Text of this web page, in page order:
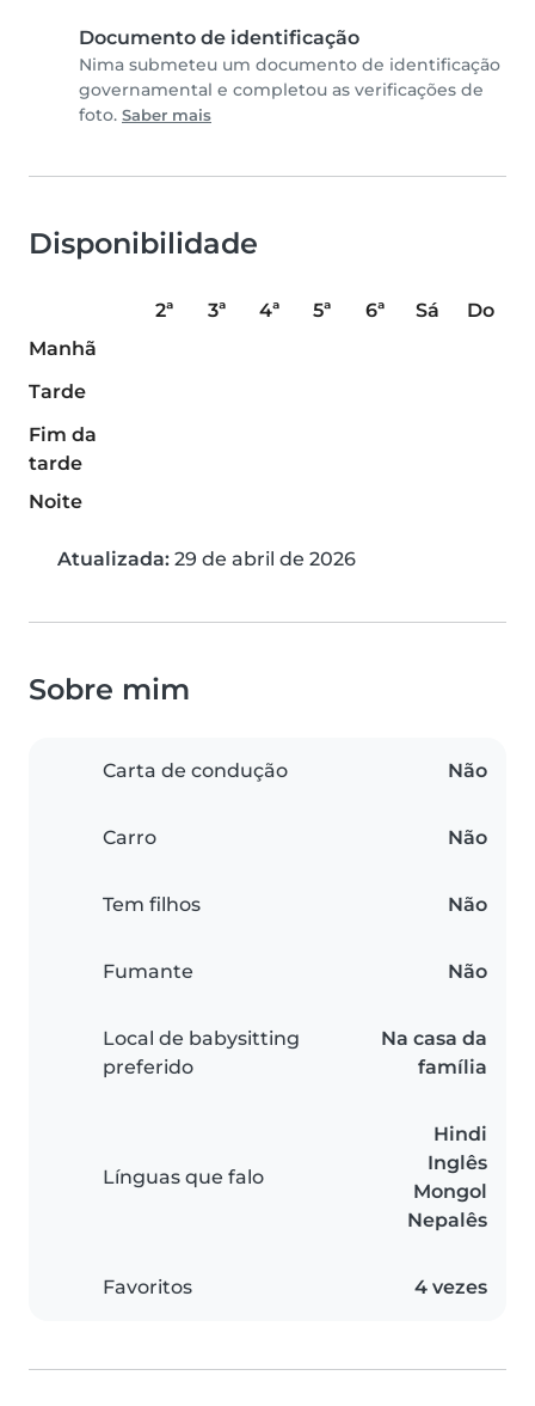
Documento de identificação
Nima submeteu um documento de identificação
governamental e completou as verificações de
foto. Saber mais
Disponibilidade
2ª 3ª 4ª 5ª 6ª Sá
Do
Manhã
Tarde
Fim da
tarde
Noite
Atualizada: 29 de abril de 2026
Sobre mim
Carta de condução Não
Carro Não
Tem filhos Não
Fumante Não
Local de babysitting
preferido
Na casa da
família
Línguas que falo
Hindi
Inglês
Mongol
Nepalês
Favoritos 4 vezes